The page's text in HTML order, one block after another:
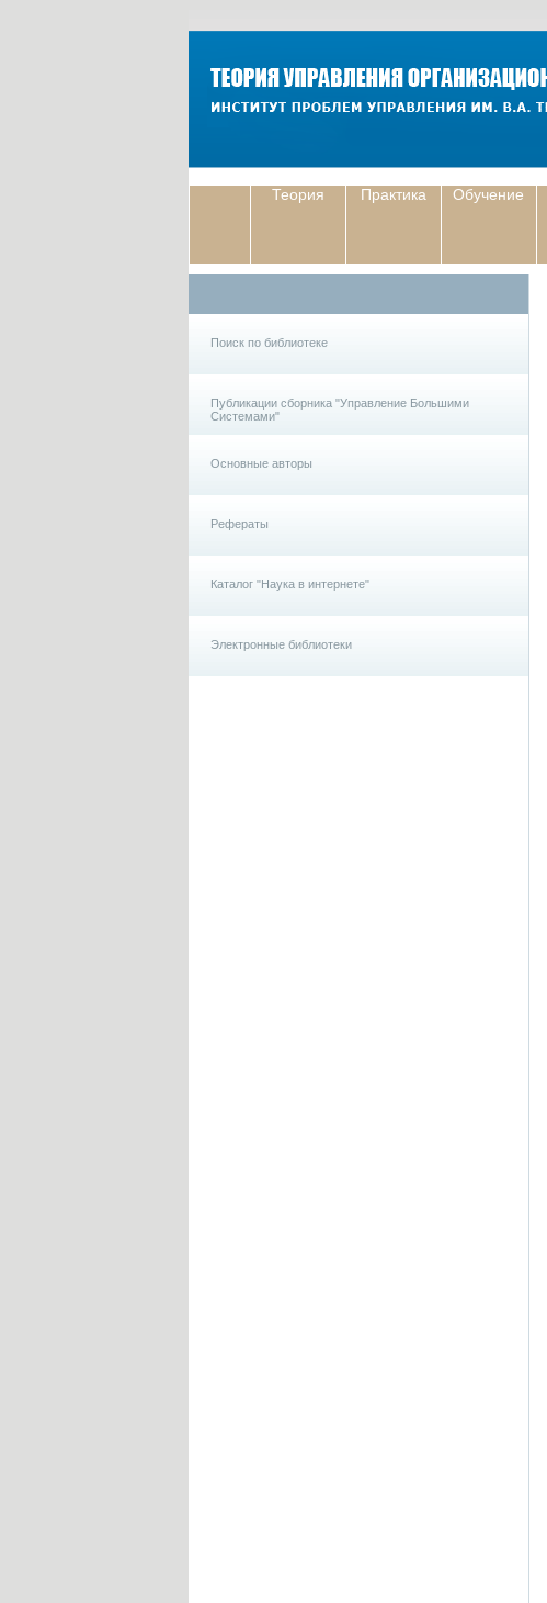
Теория Практика Обучение
Поиск по библиотеке
Публикации сборника "Управление Большими
Системами"
Основные авторы
Рефераты
Каталог "Наука в интернете"
Электронные библиотеки